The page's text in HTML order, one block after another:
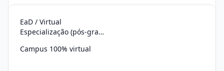
EaD / Virtual
Especialização (pós-graduação)
Campus 100% virtual